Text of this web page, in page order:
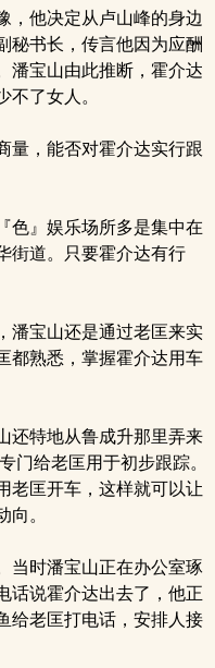
他决定从卢山峰的身边
秘书长，传言他因为应酬
潘宝山由此推断，霍介达
不了女人。
量，能否对霍介达实行跟
色』娱乐场所多是集中在
街道。只要霍介达有行
潘宝山还是通过老匡来实
都熟悉，掌握霍介达用车
还特地从鲁成升那里弄来
门给老匡用于初步跟踪。
老匡开车，这样就可以让
向。
当时潘宝山正在办公室琢
话说霍介达出去了，他正
给老匡打电话，安排人接